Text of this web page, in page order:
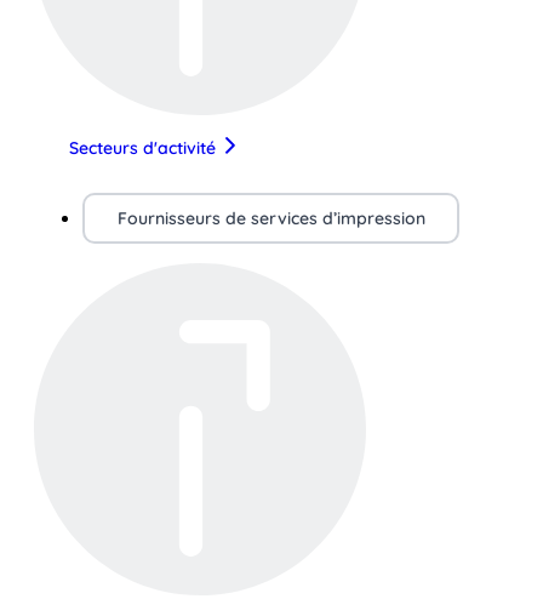
Secteurs d'activité
Fournisseurs de services d’impression